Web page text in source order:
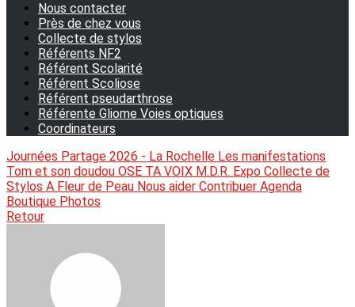
Nous contacter
Près de chez vous
Collecte de stylos
Référents NF2
Référent Scolarité
Référent Scoliose
Référent pseudarthrose
Référente Gliome Voies optiques
Coordinateurs
Journées Partage 2026 - La Rochelle Les manifestations
Tom et son doudou OSE TA VOIX M.D.R. Expo Collecte de
Stylos A Fleur de Peau Nous aider Contribuer Agenda
Boutique Photos
Retour